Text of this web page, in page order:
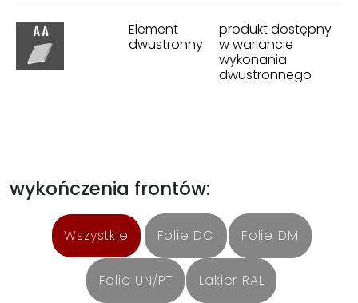
Element
dwustronny
produkt dostępny
w wariancie
wykonania
dwustronnego
wykończenia frontów:
Wszystkie Folie DC Folie DM
Folie UN/PT Lakier RAL